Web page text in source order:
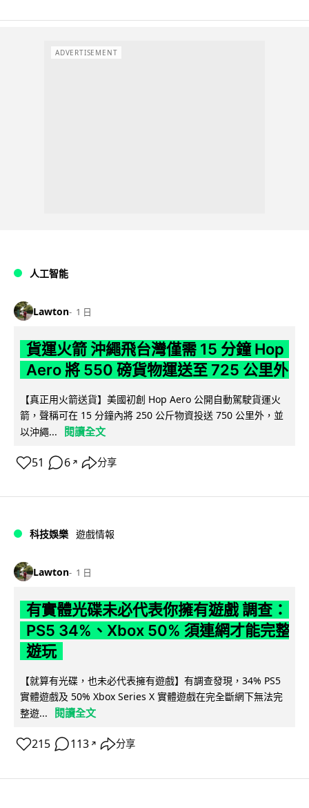
ADVERTISEMENT
人工智能
Lawton 1 日
貨運火箭 沖繩飛台灣僅需 15 分鐘 Hop
Aero 將 550 磅貨物運送至 725 公里外
【真正用火箭送貨】美國初創 Hop Aero 公開自動駕駛貨運火
箭，聲稱可在 15 分鐘內將 250 公斤物資投送 750 公里外，並
以沖繩...
閱讀全文
51 6 ↗ 分享
科技娛樂 遊戲情報
Lawton 1 日
有實體光碟未必代表你擁有遊戲 調查：
PS5 34%、Xbox 50% 須連網才能完整
遊玩
【就算有光碟，也未必代表擁有遊戲】有調查發現，34% PS5
實體遊戲及 50% Xbox Series X 實體遊戲在完全斷網下無法完
整遊...
閱讀全文
215 113 ↗ 分享